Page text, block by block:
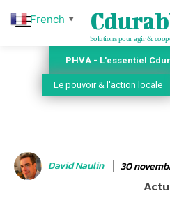
Solutions pour agir &
PHVA - L'essentiel
Le pouvoir & l'action locale
David Naulin 30
French ▼